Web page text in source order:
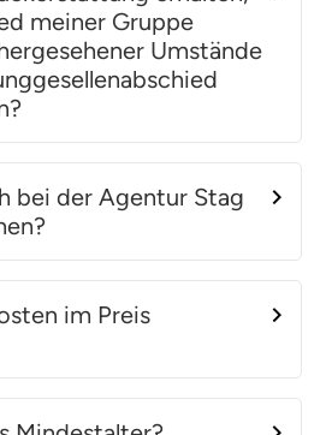
meiner Gruppe
Umstände
bei der Agentur Stag
im Preis